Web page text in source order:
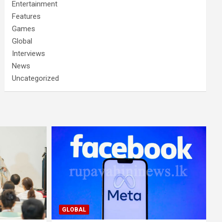
Entertainment
Features
Games
Global
Interviews
News
Uncategorized
GLOBAL